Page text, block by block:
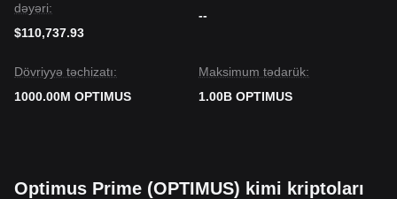
dəyəri:
$110,737.93
--
Dövriyyə təchizatı:
1000.00M OPTIMUS
Maksimum tədarük:
1.00B OPTIMUS
Optimus Prime (OPTIMUS) kimi kriptoları